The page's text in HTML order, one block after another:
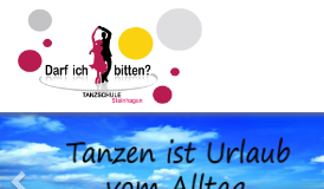
Zurück